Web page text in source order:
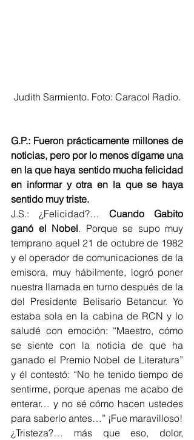
Judith Sarmiento. Foto: Caracol Radio.
G.P.: Fueron prácticamente millones de
noticias, pero por lo menos dígame una
en la que haya sentido mucha felicidad
en informar y otra en la que se haya
sentido muy triste.
J.S.: ¿Felicidad?… Cuando Gabito
ganó el Nobel. Porque se supo muy
temprano aquel 21 de octubre de 1982
y el operador de comunicaciones de la
emisora, muy hábilmente, logró poner
nuestra llamada en turno después de la
del Presidente Belisario Betancur. Yo
estaba sola en la cabina de RCN y lo
saludé con emoción: “Maestro, cómo
se siente con la noticia de que ha
ganado el Premio Nobel de Literatura”
y él contestó: “No he tenido tiempo de
sentirme, porque apenas me acabo de
enterar… y no sé cómo hacen ustedes
para saberlo antes…” ¡Fue maravilloso!
¿Tristeza?… más que eso, dolor,